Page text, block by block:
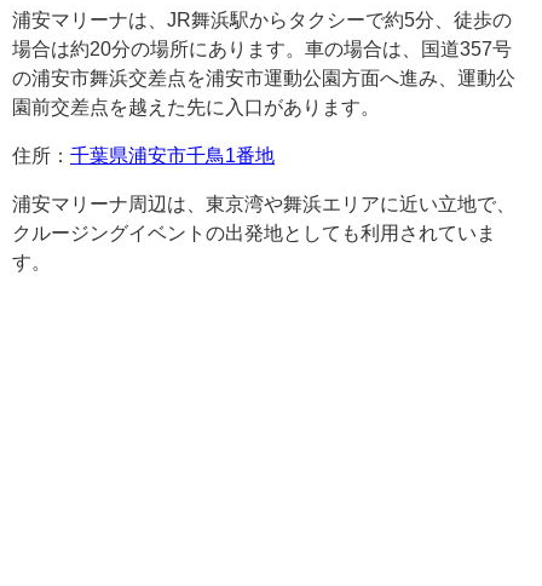
浦安マリーナは、JR舞浜駅からタクシーで約5分、徒歩の
場合は約20分の場所にあります。車の場合は、国道357号
の浦安市舞浜交差点を浦安市運動公園方面へ進み、運動公
園前交差点を越えた先に入口があります。
住所： 千葉県浦安市千鳥1番地
浦安マリーナ周辺は、東京湾や舞浜エリアに近い立地で、
クルージングイベントの出発地としても利用されていま
す。